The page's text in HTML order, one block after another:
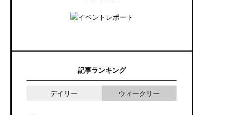
記事ランキング
デイリー ウィークリー